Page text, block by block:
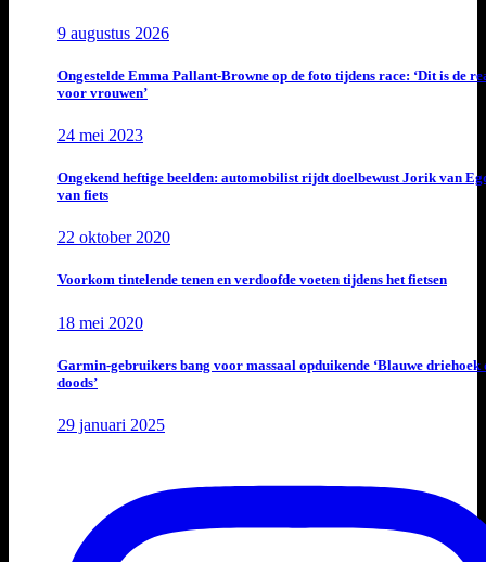
9 augustus 2026
Ongestelde Emma Pallant-Browne op de foto tijdens race: ‘Dit is de
voor vrouwen’
24 mei 2023
Ongekend heftige beelden: automobilist rijdt doelbewust Jorik van
van fiets
22 oktober 2020
Voorkom tintelende tenen en verdoofde voeten tijdens het fietsen
18 mei 2020
Garmin-gebruikers bang voor massaal opduikende ‘Blauwe driehoek
doods’
29 januari 2025